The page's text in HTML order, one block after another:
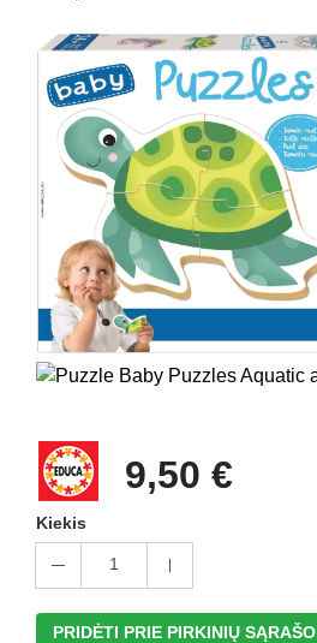
9,50 €
Kiekis
1
PRIDĖTI PRIE PIRKINIŲ SĄRAŠO